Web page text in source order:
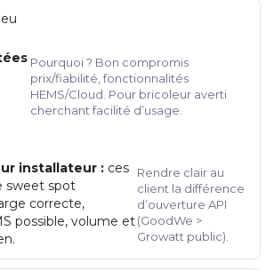
Pourquoi ? Bon compromis
prix/fiabilité, fonctionnalités
HEMS/Cloud. Pour bricoleur averti
cherchant facilité d’usage.
installateur : ces
sweet spot
correcte,
possible, volume et
Rendre clair au
client la différence
d’ouverture API
(GoodWe >
Growatt public).